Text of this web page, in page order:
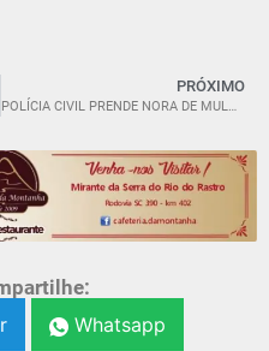
PRÓXIMO
POLÍCIA CIVIL PRENDE NORA DE MULHER QUE PREPAROU BOLO COM VENENO EM TORRES/RS.
Whatsapp